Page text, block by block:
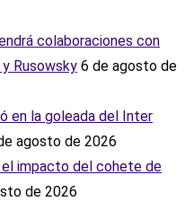
colaboraciones con
Rusowsky 6 de agosto de
en la goleada del Inter
agosto de 2026
el impacto del cohete de
de 2026